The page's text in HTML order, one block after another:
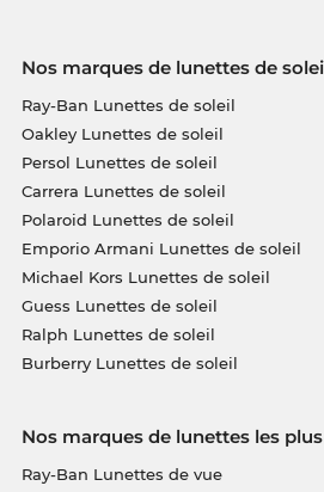
Nos marques de lunettes de
Ray-Ban Lunettes de soleil
Oakley Lunettes de soleil
Persol Lunettes de soleil
Carrera Lunettes de soleil
Polaroid Lunettes de soleil
Emporio Armani Lunettes de soleil
Michael Kors Lunettes de soleil
Guess Lunettes de soleil
Ralph Lunettes de soleil
Burberry Lunettes de soleil
Nos marques de lunettes les
Ray-Ban Lunettes de vue